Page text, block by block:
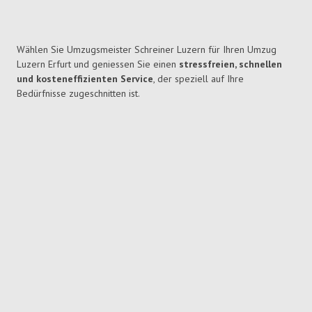
Wählen Sie Umzugsmeister Schreiner Luzern für Ihren Umzug
Luzern Erfurt und geniessen Sie einen stressfreien, schnellen
und kosteneffizienten Service, der speziell auf Ihre
Bedürfnisse zugeschnitten ist.